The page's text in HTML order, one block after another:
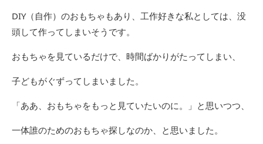
DIY（自作）のおもちゃもあり、工作好きな私としては、没
頭して作ってしまいそうです。
おもちゃを見ているだけで、時間ばかりがたってしまい、
子どもがぐずってしまいました。
「ああ、おもちゃをもっと見ていたいのに。」と思いつつ、
一体誰のためのおもちゃ探しなのか、と思いました。